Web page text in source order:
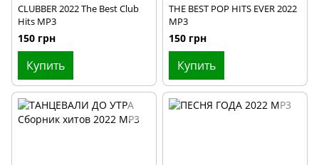
CLUBBER 2022 The Best Club
Hits MP3
150 грн
Купить
THE BEST POP HITS EVER 2022
MP3
150 грн
Купить